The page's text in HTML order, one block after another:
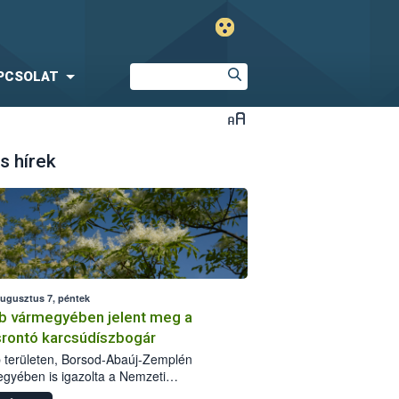
hírek
7, péntek
vármegyében jelent meg a
karcsúdíszbogár
területen, Borsod-Abaúj-Zemplén
is igazolta a Nemzeti
biztonsági Hivatal (Nébih) a